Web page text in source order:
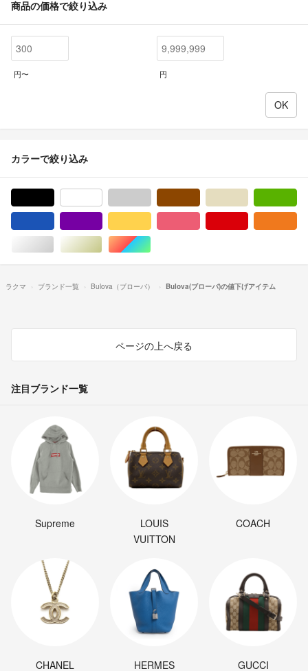
商品の価格で絞り込み
円〜 円
カラーで絞り込み
シルバー/銀色系ゴールド/金色系マルチカラー
ラクマ ブランド一覧 Bulova（ブローバ） Bulova(ブローバ)の値下げアイテム
ページの上へ戻る
注目ブランド一覧
Supreme
LOUIS
VUITTON
COACH
CHANEL HERMES GUCCI